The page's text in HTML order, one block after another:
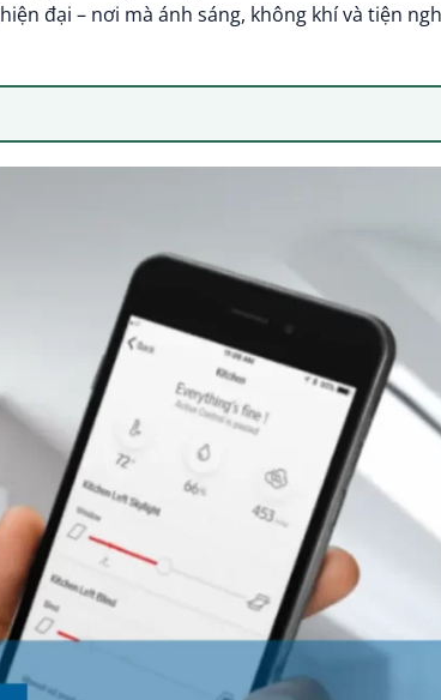
đại – nơi mà ánh sáng, không khí và tiện